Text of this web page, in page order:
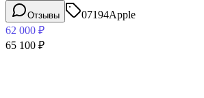
Отзывы 07194Apple
62 000 ₽
65 100 ₽